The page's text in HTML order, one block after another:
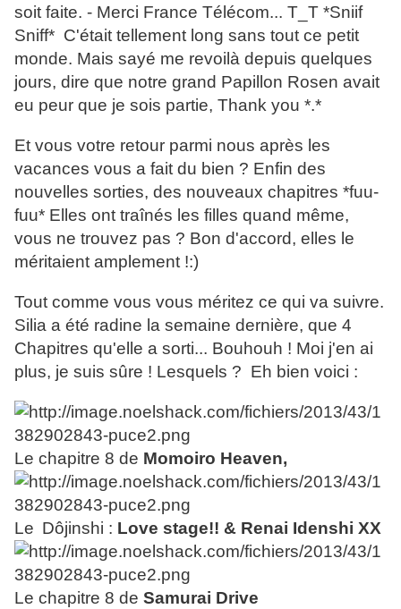
soit faite. - Merci France Télécom... T_T *Sniif
Sniff* C'était tellement long sans tout ce petit
monde. Mais sayé me revoilà depuis quelques
jours, dire que notre grand Papillon Rosen avait
eu peur que je sois partie, Thank you *.*
Et vous votre retour parmi nous après les
vacances vous a fait du bien ? Enfin des
nouvelles sorties, des nouveaux chapitres *fuu-
fuu* Elles ont traînés les filles quand même,
vous ne trouvez pas ? Bon d'accord, elles le
méritaient amplement !:)
Tout comme vous vous méritez ce qui va suivre.
Silia a été radine la semaine dernière, que 4
Chapitres qu'elle a sorti... Bouhouh ! Moi j'en ai
plus, je suis sûre ! Lesquels ? Eh bien voici :
Le chapitre 8 de Momoiro Heaven,
Le Dôjinshi : Love stage!! & Renai Idenshi XX
Le chapitre 8 de Samurai Drive